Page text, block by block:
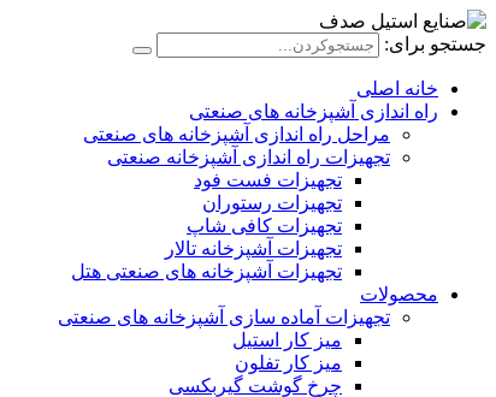
جستجو برای:
خانه اصلی
راه اندازی آشپزخانه های صنعتی
مراحل راه اندازی آشپزخانه های صنعتی
تجهیزات راه اندازی آشپزخانه صنعتی
تجهیزات فست فود
تجهیزات رستوران
تجهیزات کافی شاپ
تجهیزات آشپزخانه تالار
تجهیزات آشپزخانه های صنعتی هتل
محصولات
تجهیزات آماده سازی آشپزخانه های صنعتی
میز کار استیل
میز کار تفلون
چرخ گوشت گیربکسی